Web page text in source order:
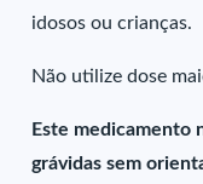
idosos ou crianças.
Não utilize dose
Este medicamento
grávidas sem